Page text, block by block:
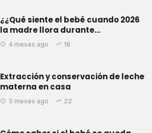
¿¿Qué siente el bebé cuando 2026
la madre llora durante…
4 meses ago 18
Extracción y conservación de leche
materna en casa
5 meses ago 22